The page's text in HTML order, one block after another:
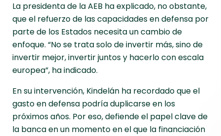
La presidenta de la AEB ha explicado, no obstante,
que el refuerzo de las capacidades en defensa por
parte de los Estados necesita un cambio de
enfoque. “No se trata solo de invertir más, sino de
invertir mejor, invertir juntos y hacerlo con escala
europea”, ha indicado.
En su intervención, Kindelán ha recordado que el
gasto en defensa podría duplicarse en los
próximos años. Por eso, defiende el papel clave de
la banca en un momento en el que la financiación